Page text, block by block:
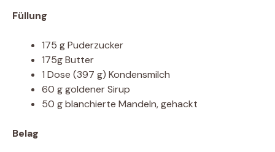
Füllung
175 g Puderzucker
175g Butter
1 Dose (397 g) Kondensmilch
60 g goldener Sirup
50 g blanchierte Mandeln, gehackt
Belag